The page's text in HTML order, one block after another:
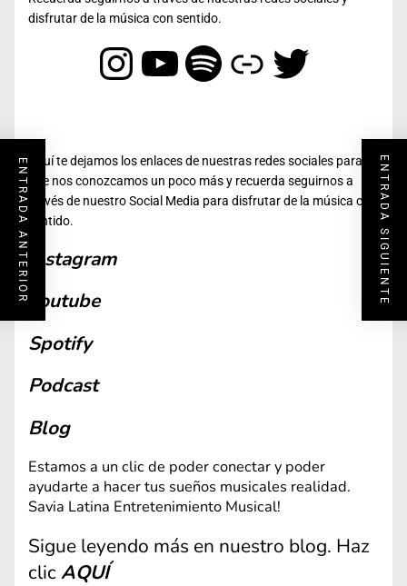
disfrutar de la música con sentido.
Instagram
YouTube
Spotify
Enlace
Twitter
Aquí te dejamos los enlaces de nuestras redes sociales para
que nos conozcamos un poco más y recuerda seguirnos a
través de nuestro Social Media para disfrutar de la música con
sentido.
Instagram
Youtube
Spotify
Podcast
Blog
Estamos a un clic de poder conectar y poder
ayudarte a hacer tus sueños musicales realidad.
Savia Latina Entretenimiento Musical!
Sigue leyendo más en nuestro blog. Haz
clicAQUÍ
ENTRADA ANTERIOR ENTRADA SIGUIENTE